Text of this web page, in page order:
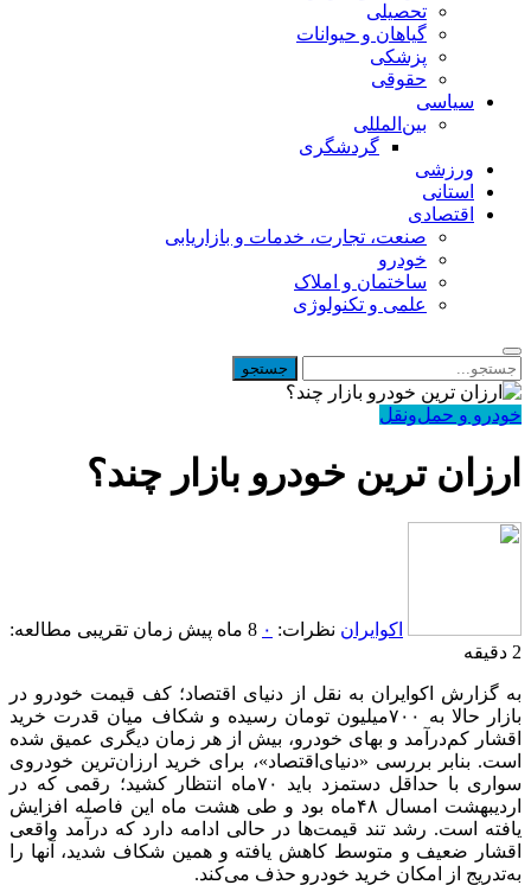
تحصیلی
گیاهان و حیوانات
پزشکی
حقوقی
سیاسی
بین‌المللی
گردشگری
ورزشی
استانی
اقتصادی
صنعت، تجارت، خدمات و بازاریابی
خودرو
ساختمان و املاک
علمی و تکنولوژی
خودرو و حمل‌و‌نقل
ارزان ترین خودرو بازار چند؟
اکوایران نظرات: ۰ 8 ماه پیش
زمان تقریبی مطالعه:
2 دقیقه
به گزارش اکوایران به نقل از دنیای اقتصاد؛ کف قیمت خودرو در
بازار حالا به ۷۰۰‌میلیون تومان رسیده و شکاف میان قدرت خرید
اقشار کم‌درآمد و بهای خودرو، بیش از هر زمان دیگری عمیق شده
است. بنابر بررسی «دنیای‌اقتصاد»، برای خرید ارزان‌ترین خودروی
سواری با حداقل دستمزد باید ۷۰ماه انتظار کشید؛ رقمی که در
اردیبهشت امسال ۴۸ماه بود و طی هشت ماه این فاصله افزایش
یافته است. رشد تند قیمت‌ها در حالی ادامه دارد که درآمد واقعی
اقشار ضعیف و متوسط کاهش یافته و همین شکاف شدید، آنها را
به‌تدریج از امکان خرید خودرو حذف می‌کند.